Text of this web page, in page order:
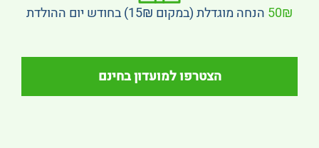
50₪ הנחה מוגדלת (במקום 15₪) בחודש יום ההולדת
הצטרפו למועדון בחינם